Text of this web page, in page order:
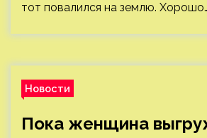
тот повалился на землю.
Новости
Пока женщина